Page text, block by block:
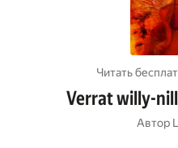
Читать
Verrat willy-
Автор